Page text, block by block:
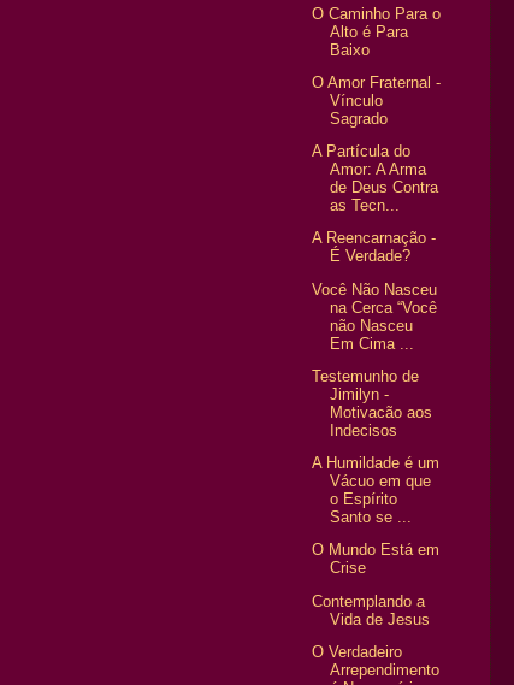
O Caminho Para o
Alto é Para
Baixo
O Amor Fraternal -
Vínculo
Sagrado
A Partícula do
Amor: A Arma
de Deus Contra
as Tecn...
A Reencarnação -
É Verdade?
Você Não Nasceu
na Cerca “Você
não Nasceu
Em Cima ...
Testemunho de
Jimilyn -
Motivacão aos
Indecisos
A Humildade é um
Vácuo em que
o Espírito
Santo se ...
O Mundo Está em
Crise
Contemplando a
Vida de Jesus
O Verdadeiro
Arrependimento